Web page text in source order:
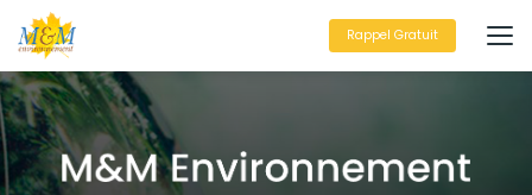
au
contenu
principal
Rappel Gratuit